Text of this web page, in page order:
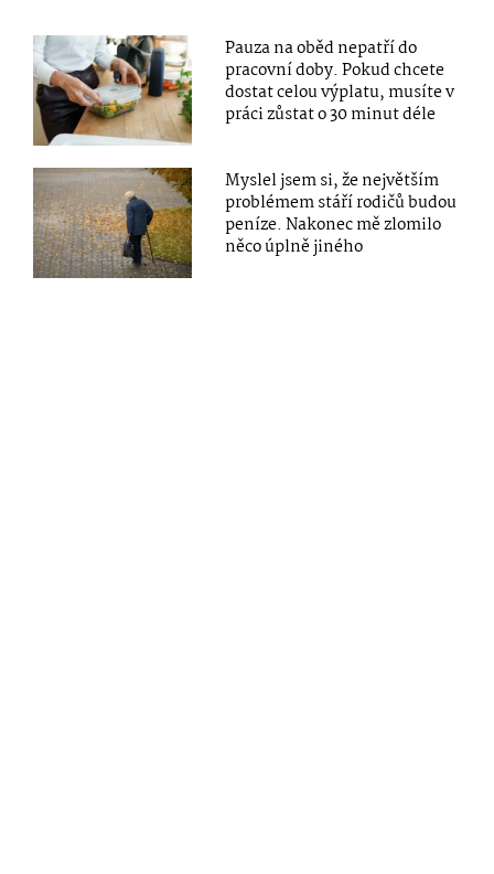
Pauza na oběd nepatří do
pracovní doby. Pokud chcete
dostat celou výplatu, musíte v
práci zůstat o 30 minut déle
Myslel jsem si, že největším
problémem stáří rodičů budou
peníze. Nakonec mě zlomilo
něco úplně jiného